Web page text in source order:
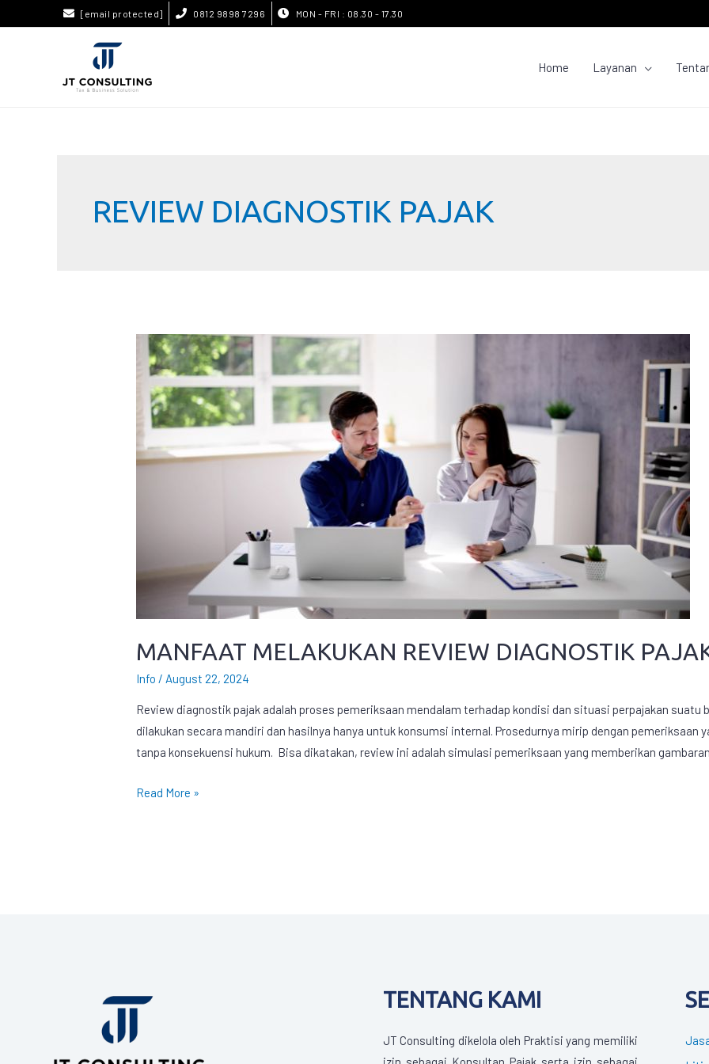
[email protected] 0812 9898 7296 MON - FRI : 08.30 - 17.30
Home Layanan
REVIEW DIAGNOSTIK PAJAK
MANFAAT MELAKUKAN REVIEW DIAGNOSTIK
Info / August 22, 2024
Review diagnostik pajak adalah proses pemeriksaan mendalam terhadap kondisi dan situasi perpajakan suatu
dilakukan secara mandiri dan hasilnya hanya untuk konsumsi internal. Prosedurnya mirip dengan pemeriksaan
tanpa konsekuensi hukum. Bisa dikatakan, review ini adalah simulasi pemeriksaan yang memberikan
Read More »
TENTANG KAMI
JT Consulting dikelola oleh Praktisi yang memiliki